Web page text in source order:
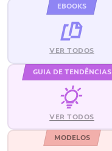
EBOOKS
VER TODOS
GUIA DE TENDÊNCIAS
VER TODOS
MODELOS